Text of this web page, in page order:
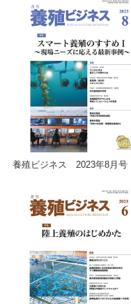
養殖ビジネス 2023年8月号